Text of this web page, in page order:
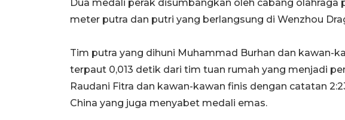
Dua medali perak disumbangkan oleh cabang olahraga
meter putra dan putri yang berlangsung di Wenzhou
Tim putra yang dihuni Muhammad Burhan dan kawan-
terpaut 0,013 detik dari tim tuan rumah yang menjadi
Raudani Fitra dan kawan-kawan finis dengan catatan
China yang juga menyabet medali emas.